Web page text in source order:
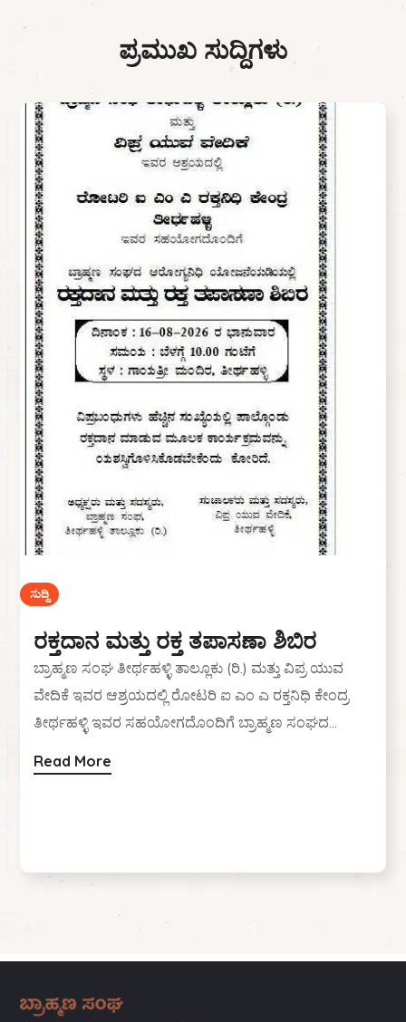
ಪ್ರಮುಖ ಸುದ್ದಿಗಳು
ಸುದ್ದಿ
ವಿದ್ಯಾರ್ಥಿಗಳಿಗೆ ಪ್ರತಿಭಾ ಪುರಸ್ಕಾರ
ಸದಸ್ಯರೇ. ಶ್ರಾವಣ ಶುಕ್ಲ ಚೌತಿ ದಿನಾಂಕ: 16-08-2026 ನೇ
ಭಾನುವಾರ ಬೆಳಗ್ಗೆ 10-30 ಘಂಟೆಗೆ ಗಾಯತ್ರೀ ಮಂದಿರದಲ್ಲಿ
ವಿವಿಧ ಪರೀಕ್ಷೆಗಳಲ್ಲಿ ತಾಲ್ಲೂಕಿಗೆ ಪ್ರಥಮ ಸ್ಥಾನ ಪಡೆದ...
Read More